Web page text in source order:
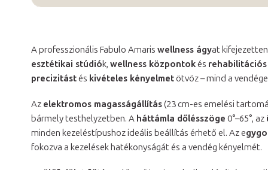
A professzionális Fabulo Amaris wellness ágyat
esztétikai stúdiók, wellness központokés
precizitástés kivételes kényelmetötvöz – mind a
Az elektromos magasságállítás(23 cm-es emelési
bármely testhelyzetben. A háttámla dőlésszöge 0°–65°, az
minden kezeléstípushoz ideális beállítás érhető el. Az e
fokozva a kezelések hatékonyságát és a vendég kényelmét.